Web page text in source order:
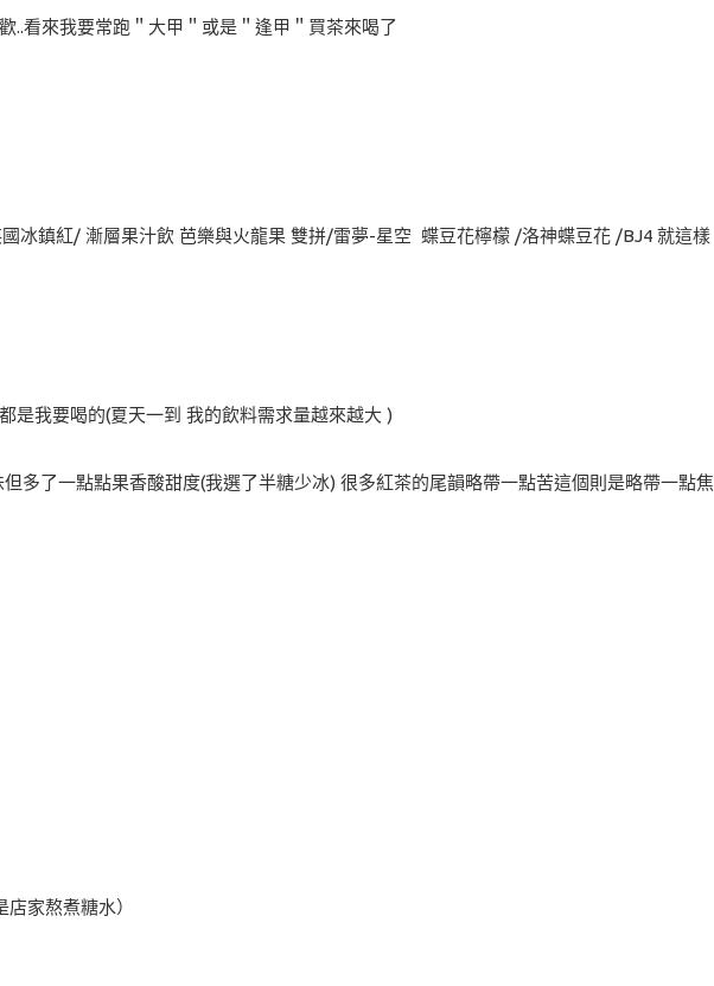
..看來我要常跑＂大甲＂或是＂逢甲＂買茶來喝了
冰鎮紅/ 漸層果汁飲 芭樂與火龍果 雙拼/雷夢-星空 蝶豆花檸檬 /洛神蝶豆花 /BJ4 就這樣
是我要喝的(夏天一到 我的飲料需求量越來越大 )
多了一點點果香酸甜度(我選了半糖少冰) 很多紅茶的尾韻略帶一點苦這個則是略帶一點焦
店家熬煮糖水）